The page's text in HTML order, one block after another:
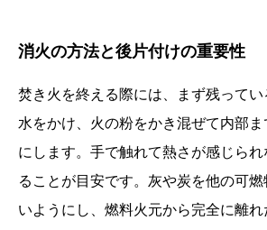
消火の方法と後片付けの重要性
焚き火を終える際には、まず残って
水をかけ、火の粉をかき混ぜて内部ま
にします。手で触れて熱さが感じら
ることが目安です。灰や炭を他の可
いようにし、燃料火元から完全に離